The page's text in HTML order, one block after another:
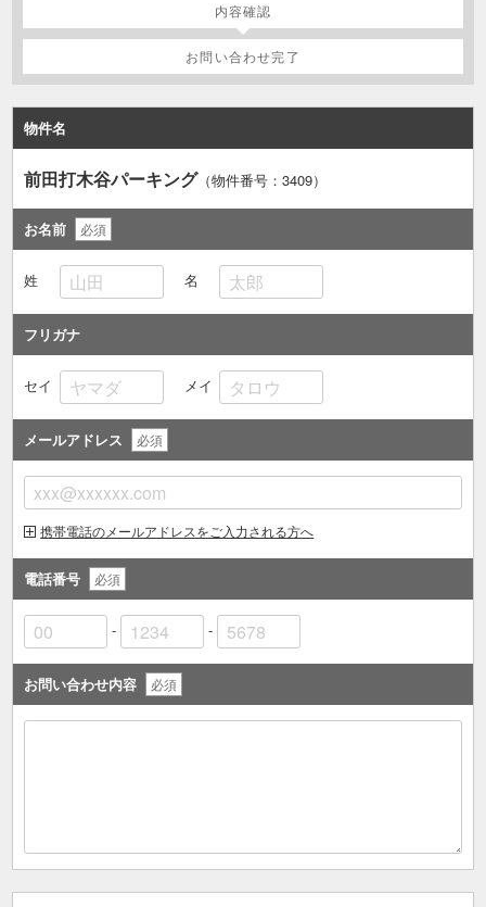
内容確認
お問い合わせ完了
物件名
前田打木谷パーキング（物件番号：3409）
お名前 必須
姓 名
フリガナ
セイ メイ
メールアドレス 必須
携帯電話のメールアドレスをご入力される方へ
電話番号 必須
- -
お問い合わせ内容 必須